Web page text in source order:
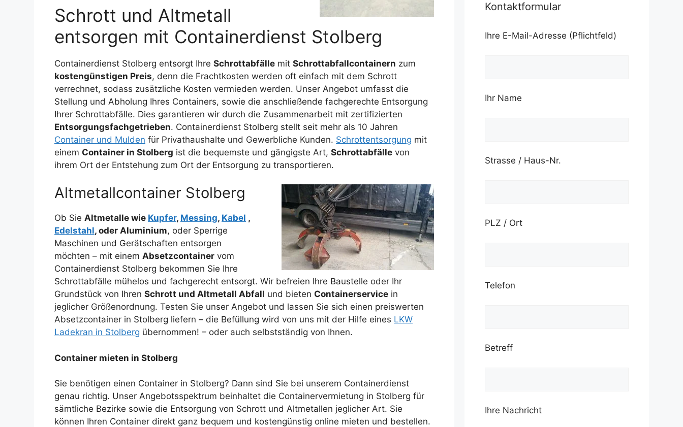
Schrott und Altmetall
entsorgen mit Containerdienst Stolberg
Containerdienst Stolberg entsorgt Ihre Schrottabfälle mit Schrottabfallcontainern zum
kostengünstigen Preis, denn die Frachtkosten werden oft einfach mit dem Schrott
verrechnet, sodass zusätzliche Kosten vermieden werden. Unser Angebot umfasst die
Stellung und Abholung Ihres Containers, sowie die anschließende fachgerechte Entsorgung
Ihrer Schrottabfälle. Dies garantieren wir durch die Zusammenarbeit mit zertifizierten
Entsorgungsfachgetrieben. Containerdienst Stolberg stellt seit mehr als 10 Jahren
Container und Mulden für Privathaushalte und Gewerbliche Kunden. Schrottentsorgung mit
einem Container in Stolberg ist die bequemste und gängigste Art, Schrottabfälle von
ihrem Ort der Entstehung zum Ort der Entsorgung zu transportieren.
Altmetallcontainer Stolberg
Ob Sie Altmetalle wie Kupfer, Messing, Kabel ,
Edelstahl, oder Aluminium, oder Sperrige
Maschinen und Gerätschaften entsorgen
möchten – mit einem Absetzcontainer vom
Containerdienst Stolberg bekommen Sie Ihre
Schrottabfälle mühelos und fachgerecht entsorgt. Wir befreien Ihre Baustelle oder Ihr
Grundstück von Ihren Schrott und Altmetall Abfall und bieten Containerservice in
jeglicher Größenordnung. Testen Sie unser Angebot und lassen Sie sich einen preiswerten
Absetzcontainer in Stolberg liefern – die Befüllung wird von uns mit der Hilfe eines LKW
Ladekran in Stolberg übernommen! – oder auch selbstständig von Ihnen.
Container mieten in Stolberg
Sie benötigen einen Container in Stolberg? Dann sind Sie bei unserem Containerdienst
genau richtig. Unser Angebotsspektrum beinhaltet die Containervermietung in Stolberg für
sämtliche Bezirke sowie die Entsorgung von Schrott und Altmetallen jeglicher Art. Sie
können Ihren Container direkt ganz bequem und kostengünstig online mieten und bestellen.
Kontaktformular
Ihre E-Mail-Adresse (Pflichtfeld)
Ihr Name
Strasse / Haus-Nr.
PLZ / Ort
Telefon
Betreff
Ihre Nachricht